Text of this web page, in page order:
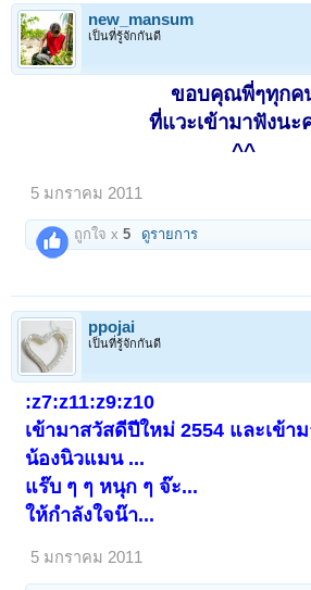
new_mansum
เป็นที่รู้จักกันดี
ขอบคุณพี่ๆทุกค
ที่แวะเข้ามาฟังนะ
^^
5 มกราคม 2011
ถูกใจ x5 ดูรายการ
ppojai
เป็นที่รู้จักกันดี
:z7:z11:z9:z10
เข้ามาสวัสดีปีใหม่ 2554 และเข้า
น้องนิวแมน ...
แร๊บ ๆ ๆ หนุก ๆ จ๊ะ...
ให้กำลังใจน๊า...
5 มกราคม 2011